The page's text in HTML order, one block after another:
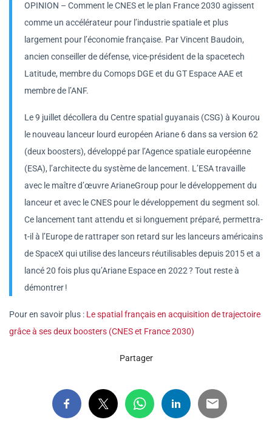
OPINION – Comment le CNES et le plan France 2030 agissent
comme un accélérateur pour l’industrie spatiale et plus
largement pour l’économie française. Par Vincent Baudoin,
ancien conseiller de défense, vice-président de la spacetech
Latitude, membre du Comops DGE et du GT Espace AAE et
membre de l’ANF.
Le 9 juillet décollera du Centre spatial guyanais (CSG) à Kourou
le nouveau lanceur lourd européen Ariane 6 dans sa version 62
(deux boosters), développé par l’Agence spatiale européenne
(ESA), l’architecte du système de lancement. L’ESA travaille
avec le maître d’œuvre ArianeGroup pour le développement du
lanceur et avec le CNES pour le développement du segment sol.
Ce lancement tant attendu et si longuement préparé, permettra-
t-il à l’Europe de rattraper son retard sur les lanceurs américains
de SpaceX qui utilise des lanceurs réutilisables depuis 2015 et a
lancé 20 fois plus qu’Ariane Espace en 2022? Tout reste à
démontrer!
Pour en savoir plus : Le spatial français en acquisition de trajectoire
grâce à ses deux boosters (CNES et France 2030)
Partager